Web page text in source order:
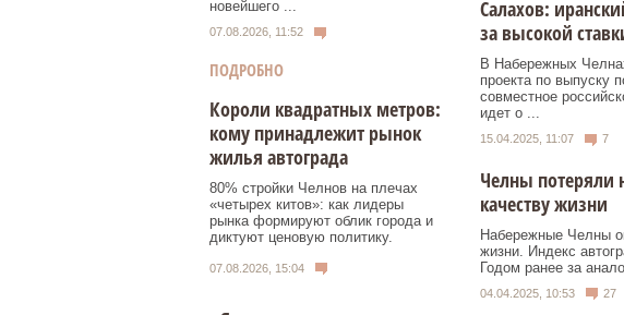
новейшего ...
07.08.2026, 11:52
ПОДРОБНО
Короли квадратных метров:
кому принадлежит рынок
жилья автограда
80% стройки Челнов на плечах
«четырех китов»: как лидеры
рынка формируют облик города и
диктуют ценовую политику.
07.08.2026, 15:04
Салахов:
за высокой
В Набережных
проекта по выпуску
совместное
идет о ...
15.04.2025, 11:07 7
Челны потеряли
качеству жизни
Набережные Челны
жизни. Индекс
Годом ранее за
04.04.2025, 10:53 27